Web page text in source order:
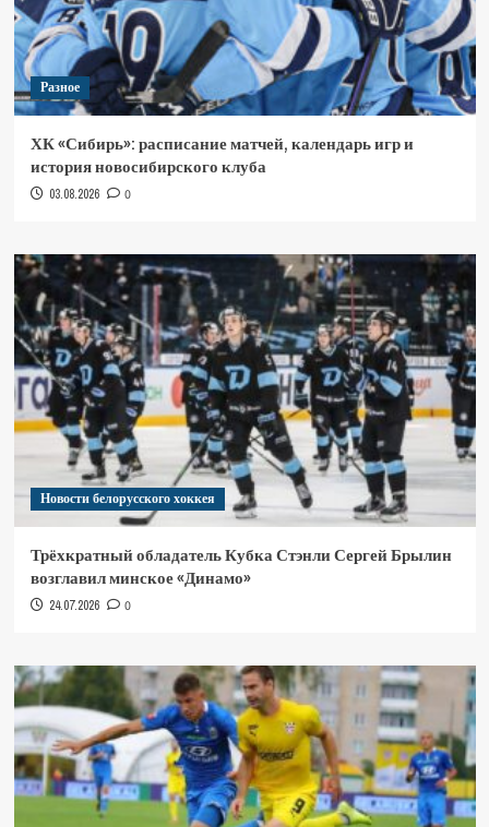
Разное
ХК «Сибирь»: расписание матчей, календарь игр и
история новосибирского клуба
03.08.2026 0
Новости белорусского хоккея
Трёхкратный обладатель Кубка Стэнли Сергей Брылин
возглавил минское «Динамо»
24.07.2026 0